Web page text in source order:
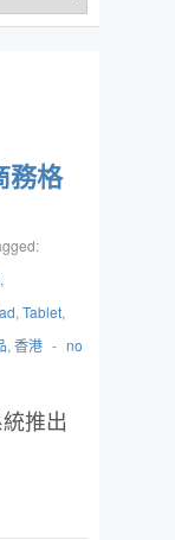
格
,
, Tablet,
, 香港 - no
推出